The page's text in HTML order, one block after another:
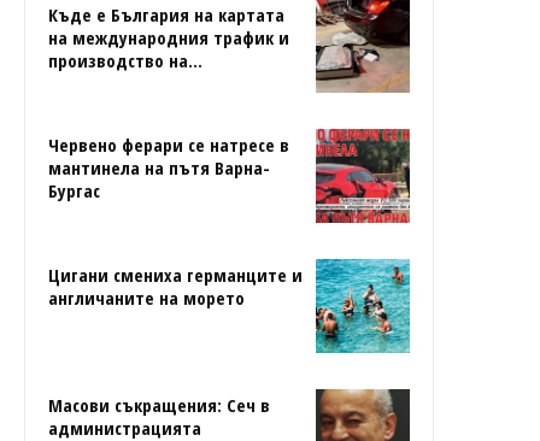
Къде е България на картата
на международния трафик и
производство на...
Червено ферари се натресе в
мантинела на пътя Варна-
Бургас
Цигани смениха германците и
англичаните на морето
Масови съкращения: Сеч в
администрацията